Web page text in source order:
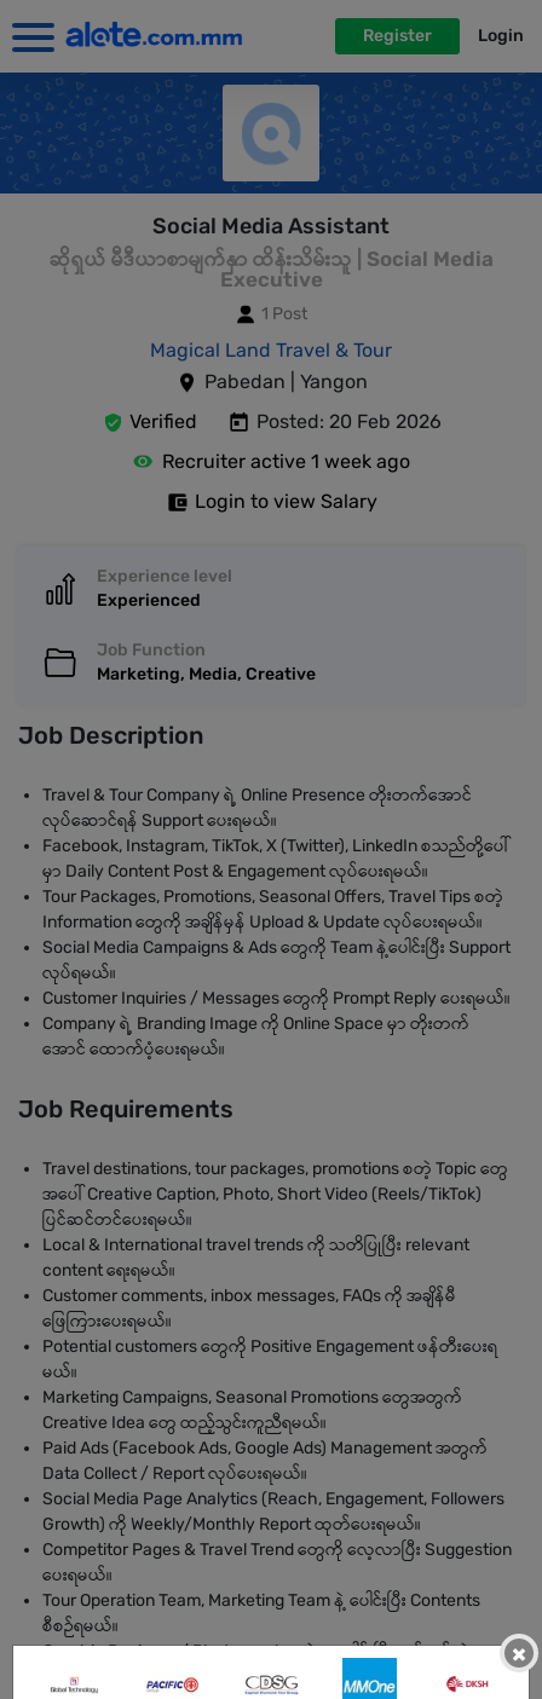
Register Login
Social Media Assistant
ဆိုရှယ် မီဒီယာစာမျက်နှာ ထိန်းသိမ်းသူ | Social Media
Executive
1 Post
Magical Land Travel & Tour
Pabedan | Yangon
Verified
Posted: 20 Feb 2026
Recruiter active 1 week ago
Login to view Salary
Experience level
Experienced
Job Function
Marketing, Media, Creative
Job Description
Travel & Tour Company ရဲ့ Online Presence တိုးတက်အောင်
လုပ်ဆောင်ရန် Support ပေးရမယ်။
Facebook, Instagram, TikTok, X (Twitter), LinkedIn စသည်တို့ပေါ်
မှာ Daily Content Post & Engagement လုပ်ပေးရမယ်။
Tour Packages, Promotions, Seasonal Offers, Travel Tips စတဲ့
Information တွေကို အချိန်မှန် Upload & Update လုပ်ပေးရမယ်။
Social Media Campaigns & Ads တွေကို Team နဲ့ပေါင်းပြီး Support
လုပ်ရမယ်။
Customer Inquiries / Messages တွေကို Prompt Reply ပေးရမယ်။
Company ရဲ့ Branding Image ကို Online Space မှာ တိုးတက်
အောင် ထောက်ပံ့ပေးရမယ်။
Job Requirements
Travel destinations, tour packages, promotions စတဲ့ Topic တွေ
အပေါ် Creative Caption, Photo, Short Video (Reels/TikTok)
ပြင်ဆင်တင်ပေးရမယ်။
Local & International travel trends ကို သတိပြုပြီး relevant
content ရေးရမယ်။
Customer comments, inbox messages, FAQs ကို အချိန်မီ
ဖြေကြားပေးရမယ်။
Potential customers တွေကို Positive Engagement ဖန်တီးပေးရ
မယ်။
Marketing Campaigns, Seasonal Promotions တွေအတွက်
Creative Idea တွေ ထည့်သွင်းကူညီရမယ်။
Paid Ads (Facebook Ads, Google Ads) Management အတွက်
Data Collect / Report လုပ်ပေးရမယ်။
Social Media Page Analytics (Reach, Engagement, Followers
Growth) ကို Weekly/Monthly Report ထုတ်ပေးရမယ်။
Competitor Pages & Travel Trend တွေကို လေ့လာပြီး Suggestion
ပေးရမယ်။
Tour Operation Team, Marketing Team နဲ့ ပေါင်းပြီး Contents
စီစဉ်ရမယ်။
Graphic Designer / Photographer နဲ့ ပူးပေါင်းပြီး သင့်တင့်တဲ့
Visuals ပြင်ဆင်ရမယ်။
×